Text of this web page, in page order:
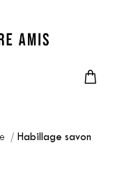
Habillage savon